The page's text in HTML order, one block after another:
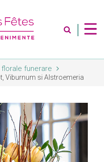
|
Noi
funerare
Viburnum si Alstroemeria